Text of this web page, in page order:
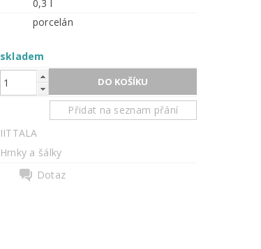
0,3 l
porcelán
skladem
Přidat na seznam přání
IITTALA
Hrnky a šálky
Dotaz